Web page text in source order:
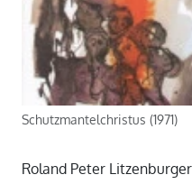
Schutzmantelchristus (1971)
Roland Peter